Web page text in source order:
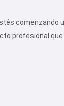
comenzando
profesional